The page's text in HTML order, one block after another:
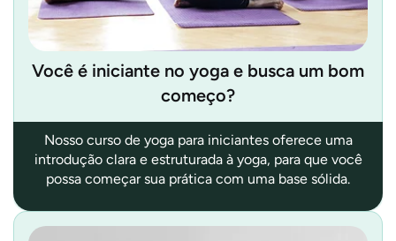
Você é iniciante no yoga e busca um bom
começo?
Nosso curso de yoga para iniciantes oferece uma
introdução clara e estruturada à yoga, para que você
possa começar sua prática com uma base sólida.